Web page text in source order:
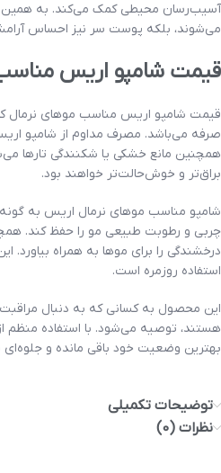
آسیب‌رسان محیطی کمک می‌کند. به همین
می‌شوند، بلکه پوست سر نیز احساس
قیمت شامپو اریس
قیمت شامپو اریس مناسب موهای نرمال
صرفه می‌باشد. مصرف مداوم از شامپو
همچنین مانع خشکی یا شکنندگی تارها
براق‌تر و خوش‌حالت‌تر خواهند بود.
شامپو مناسب موهای نرمال اریس به
چربی و رطوبت طبیعی مو را حفظ کند.
درخشندگی را برای موها به همراه بیاورد.
استفاده روزمره است.
این محصول به کسانی که به دنبال
هستند، توصیه می‌شود. با استفاده منظم
بهترین وضعیت خود باقی مانده و جلوه‌ای
توضیحات تکمیلی
نظرات (0)